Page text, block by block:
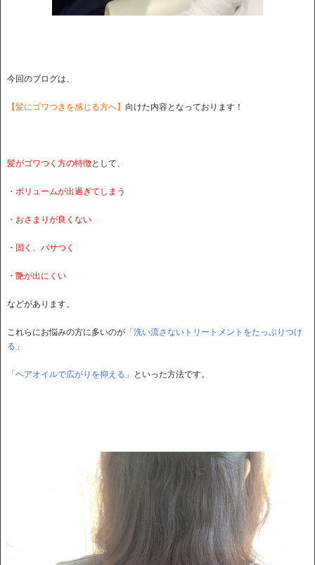
今回のブログは、
【髪にゴワつきを感じる方へ】 向けた内容となっております！
髪がゴワつく方の特徴として、
・ボリュームが出過ぎてしまう
・おさまりが良くない
・固く、パサつく
・艶が出にくい
などがあります。
これらにお悩みの方に多いのが 「洗い流さないトリートメントをたっぷりつけ
る」
「ヘアオイルで広がりを抑える」 といった方法です。